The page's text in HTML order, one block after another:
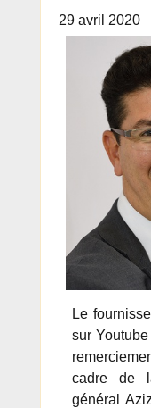
29 avril 2020
Le
sur
cadre de
général